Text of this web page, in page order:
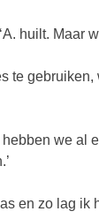
huilt.
we
en zo lag